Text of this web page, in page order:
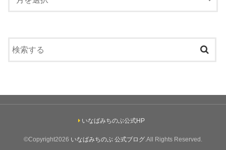
いなばみちのぶ公式HP
©Copyright2026 いなばみちのぶ 公式ブログ .All Rights Reserved.